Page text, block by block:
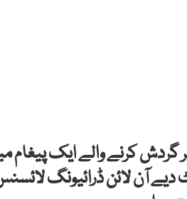
کرنے والے ایک پیغام
دیے آن لائن ڈرائیونگ